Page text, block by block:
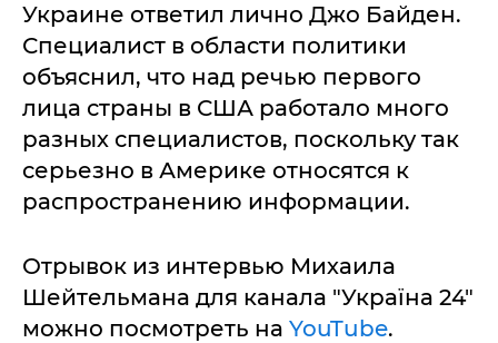
Украине ответил лично Джо Байден.
Специалист в области политики
объяснил, что над речью первого
лица страны в США работало много
разных специалистов, поскольку так
серьезно в Америке относятся к
распространению информации.
Отрывок из интервью Михаила
Шейтельмана для канала "Україна 24"
можно посмотреть на YouTube.